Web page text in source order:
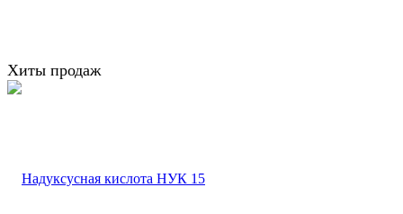
Хиты продаж